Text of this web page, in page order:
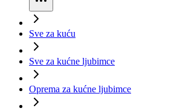
Sve za kuću
Sve za kućne ljubimce
Oprema za kućne ljubimce